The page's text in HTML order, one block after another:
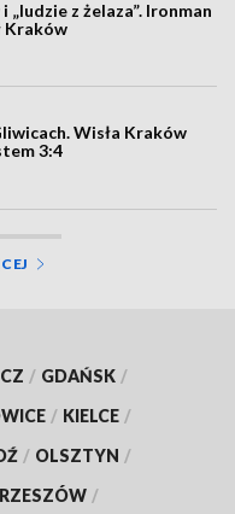
„ludzie z żelaza”. Ironman
Kraków
Wisła Kraków
3:4
/ GDAŃSK /
/ KIELCE /
/ OLSZTYN /
RZESZÓW /